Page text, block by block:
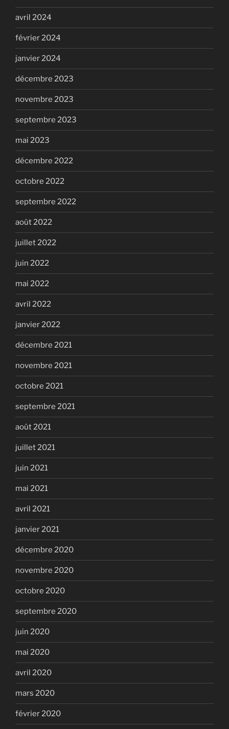
avril 2024
février 2024
janvier 2024
décembre 2023
novembre 2023
septembre 2023
mai 2023
décembre 2022
octobre 2022
septembre 2022
août 2022
juillet 2022
juin 2022
mai 2022
avril 2022
janvier 2022
décembre 2021
novembre 2021
octobre 2021
septembre 2021
août 2021
juillet 2021
juin 2021
mai 2021
avril 2021
janvier 2021
décembre 2020
novembre 2020
octobre 2020
septembre 2020
juin 2020
mai 2020
avril 2020
mars 2020
février 2020